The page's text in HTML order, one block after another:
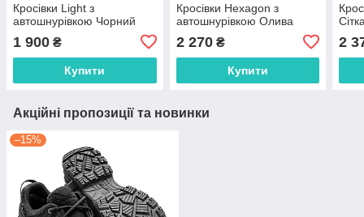
Кросівки Light з
автошнурівкою Чорний
1 900 ₴
Купити
Кросівки Hexagon з
автошнурівкою Олива
2 270₴
Купити
2
Акційні пропозиції та новинки
–15%